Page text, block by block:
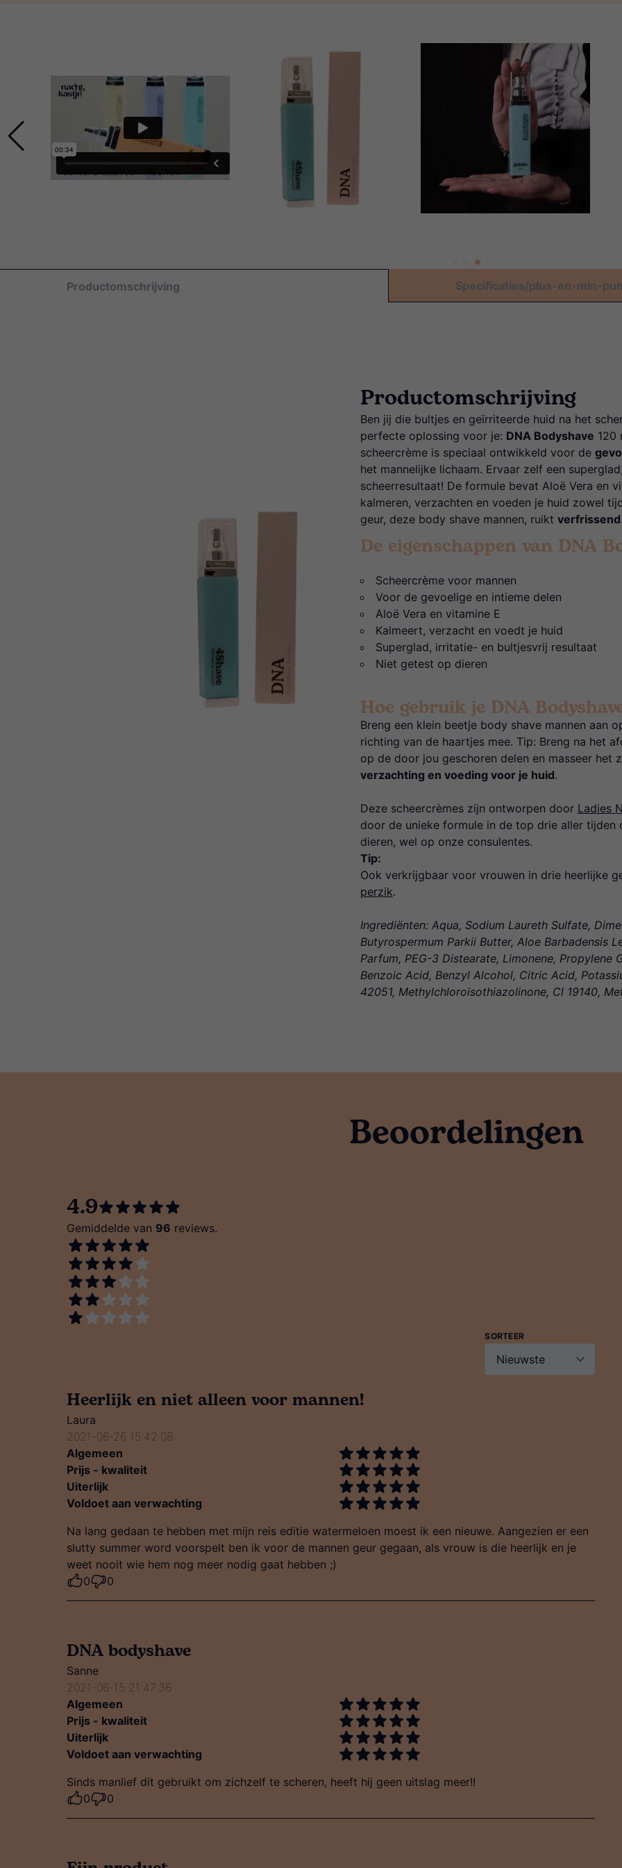
Productomschrijving Specificaties/plus-en-min-
Productomschrijving
Ben jij die bultjes en geïrriteerde huid na het
perfecte oplossing voor je: DNA Bodyshave 120
scheercrème is speciaal ontwikkeld voor de
het mannelijke lichaam. Ervaar zelf een
scheerresultaat! De formule bevat Aloë Vera en
kalmeren, verzachten en voeden je huid zowel
geur, deze body shave mannen, ruikt verfrissend
De eigenschappen van DNA
Scheercrème voor mannen
Voor de gevoelige en intieme delen
Aloë Vera en vitamine E
Kalmeert, verzacht en voedt je huid
Superglad, irritatie- en bultjesvrij resultaat
Niet getest op dieren
Hoe gebruik je DNA
Breng een klein beetje body shave mannen aan
richting van de haartjes mee. Tip: Breng na het
op de door jou geschoren delen en masseer het
verzachting en voeding voor je huid.
Deze scheercrèmes zijn ontworpen door Ladies
door de unieke formule in de top drie aller tijden
dieren, wel op onze consulentes.
Tip:
Ook verkrijgbaar voor vrouwen in drie heerlijke
perzik.
Ingrediënten: Aqua, Sodium Laureth Sulfate,
Butyrospermum Parkii Butter, Aloe Barbadensis
Parfum, PEG-3 Distearate, Limonene, Propylene
Benzoic Acid, Benzyl Alcohol, Citric Acid,
42051, Methylchloroisothiazolinone, Cl 19140,
Beoordelingen
4.9
Gemiddelde van 96 reviews.
SORTEER
Heerlijk en niet alleen voor mannen!
Laura
2021-06-26 15:42:08
Algemeen
Prijs - kwaliteit
Uiterlijk
Voldoet aan verwachting
Na lang gedaan te hebben met mijn reis editie watermeloen moest ik een nieuwe. Aangezien er een
slutty summer word voorspelt ben ik voor de mannen geur gegaan, als vrouw is die heerlijk en je
weet nooit wie hem nog meer nodig gaat hebben ;)
0
0
DNA bodyshave
Sanne
2021-06-15 21:47:36
Algemeen
Prijs - kwaliteit
Uiterlijk
Voldoet aan verwachting
Sinds manlief dit gebruikt om zichzelf te scheren, heeft hij geen uitslag meer!!
0
0